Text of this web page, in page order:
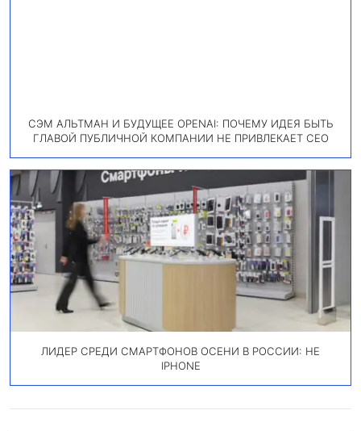
СЭМ АЛЬТМАН И БУДУЩЕЕ OPENAI: ПОЧЕМУ ИДЕЯ БЫТЬ
ГЛАВОЙ ПУБЛИЧНОЙ КОМПАНИИ НЕ ПРИВЛЕКАЕТ CEO
ЛИДЕР СРЕДИ СМАРТФОНОВ ОСЕНИ В РОССИИ: НЕ
IPHONE